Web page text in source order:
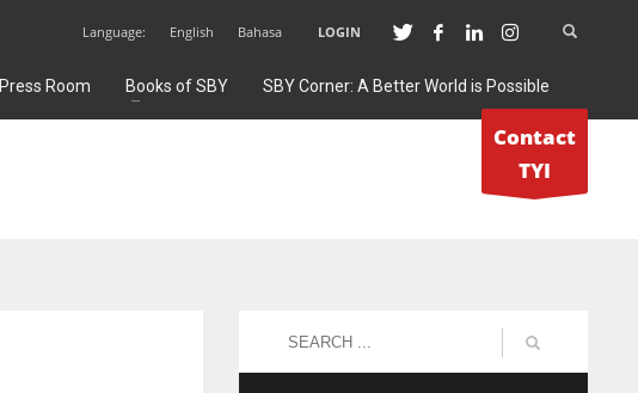
Language: English Bahasa LOGIN
Press Room Books of SBY SBY Corner: A Better World is Possible
Contact
TYI